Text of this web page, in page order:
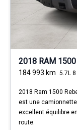
2018 RAM 1500
184 993 km 5.7L 8
2018 Ram 1500
est une
excellent équilibre
route.